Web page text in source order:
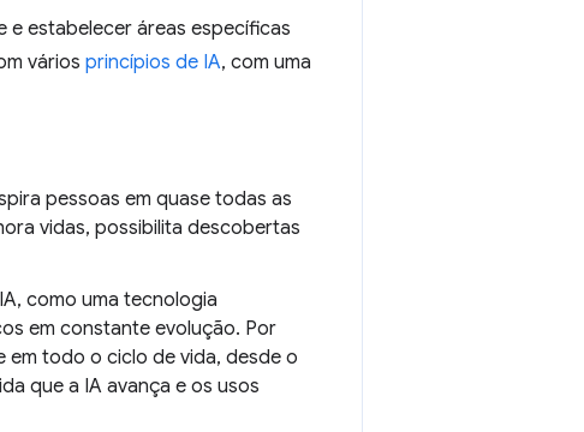
e estabelecer áreas específicas
vários princípios de IA, com uma
pessoas em quase todas as
vidas, possibilita descobertas
como uma tecnologia
em constante evolução. Por
em todo o ciclo de vida, desde o
que a IA avança e os usos